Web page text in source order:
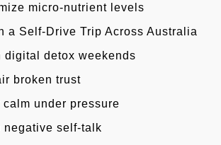
micro-nutrient levels
a Self-Drive Trip Across Australia
digital detox weekends
broken trust
calm under pressure
negative self-talk